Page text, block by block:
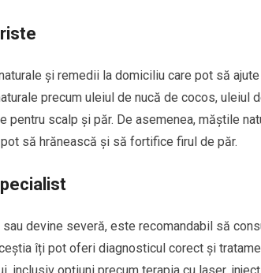
și remedii la domiciliu care pot să
precum uleiul de nucă de cocos, uleiul
pentru scalp și păr. De asemenea, măștile
să hrănească și să fortifice firul de păr.
devine severă, este recomandabil să
îți pot oferi diagnosticul corect și